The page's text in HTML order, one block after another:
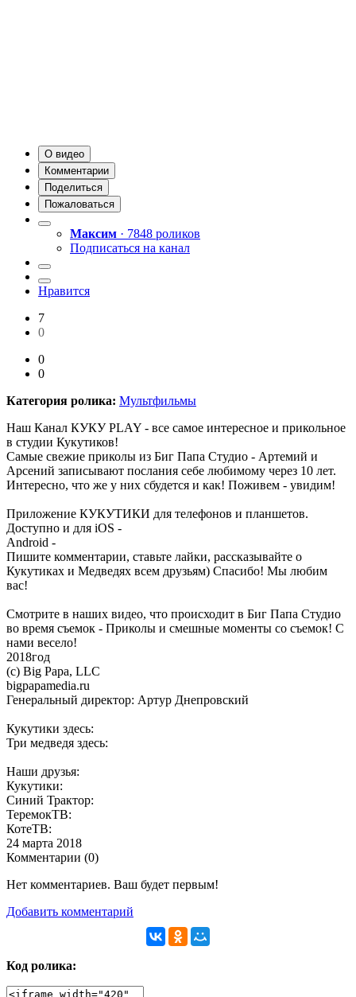
О видео
Комментарии
Поделиться
Пожаловаться
Максим · 7848 роликов
Подписаться на канал
Нравится
7
0
0
0
Категория ролика: Мультфильмы
Наш Канал КУКУ PLAY - все самое интересное и прикольное
в студии Кукутиков!
Самые свежие приколы из Биг Папа Студио - Артемий и
Арсений записывают послания себе любимому через 10 лет.
Интересно, что же у них сбудется и как! Поживем - увидим!
Приложение КУКУТИКИ для телефонов и планшетов.
Доступно и для iOS -
Android -
Пишите комментарии, ставьте лайки, рассказывайте о
Кукутиках и Медведях всем друзьям) Спасибо! Мы любим
вас!
Смотрите в наших видео, что происходит в Биг Папа Студио
во время съемок - Приколы и смешные моменты со съемок! С
нами весело!
2018год
(с) Big Papa, LLC
bigpapamedia.ru
Генеральный директор: Артур Днепровский
Кукутики здесь:
Три медведя здесь:
Наши друзья:
Кукутики:
Синий Трактор:
ТеремокТВ:
КотеТВ:
24 марта 2018
Комментарии (0)
Нет комментариев. Ваш будет первым!
Добавить комментарий
Код ролика: